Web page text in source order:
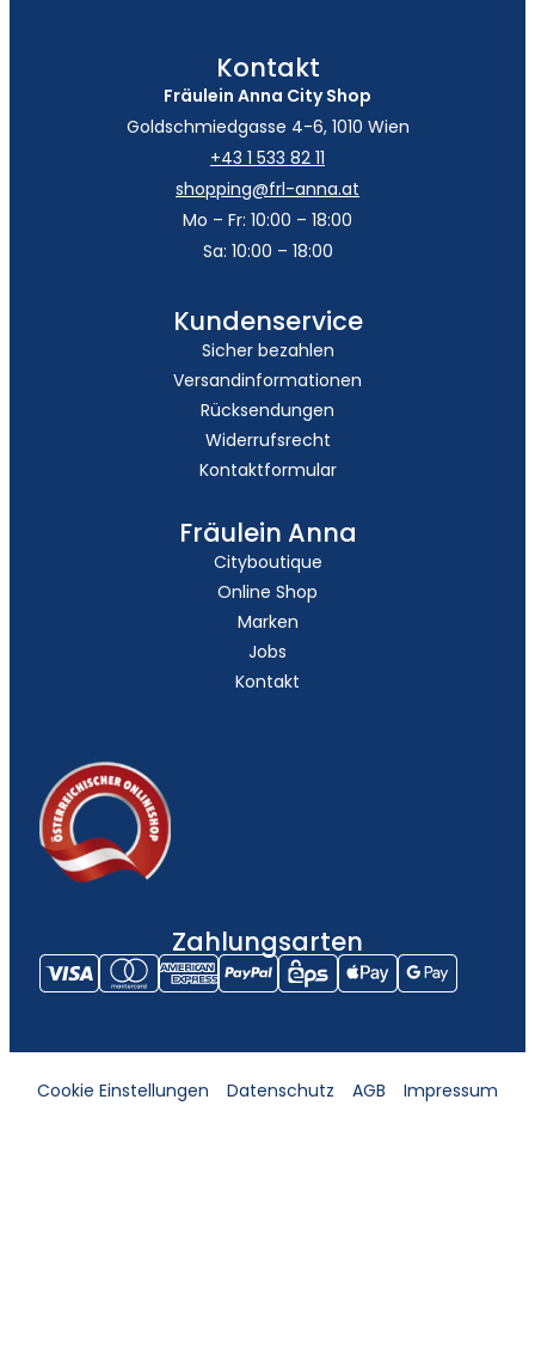
Kontakt
Fräulein Anna City Shop
Goldschmiedgasse 4-6, 1010 Wien
+43 1 533 82 11
shopping@frl-anna.at
Mo – Fr: 10:00 – 18:00
Sa: 10:00 – 18:00
Kundenservice
Sicher bezahlen
Versandinformationen
Rücksendungen
Widerrufsrecht
Kontaktformular
Fräulein Anna
Cityboutique
Online Shop
Marken
Jobs
Kontakt
Zahlungsarten
Cookie Einstellungen Datenschutz AGB Impressum